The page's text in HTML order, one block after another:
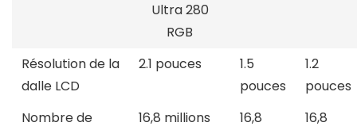
Ultra 280
RGB
Résolution de la
dalle LCD
2.1 pouces
1.5
pouces
1.2
pouces
Nombre de
16,8 millions
16,8
16,8